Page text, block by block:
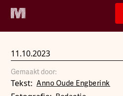
11.10.2023
Gemaakt door:
Tekst: Anno Oude Engberink